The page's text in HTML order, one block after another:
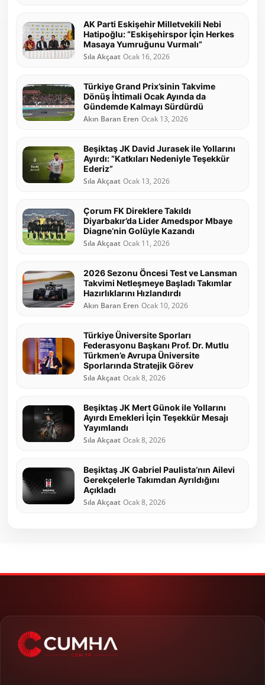
AK Parti Eskişehir Milletvekili Nebi
Hatipoğlu: “Eskişehirspor İçin Herkes
Masaya Yumruğunu Vurmalı”
Sıla Akçaat Ocak 16, 2026
Türkiye Grand Prix’sinin Takvime
Dönüş İhtimali Ocak Ayında da
Gündemde Kalmayı Sürdürdü
Akın Baran Eren Ocak 13, 2026
Beşiktaş JK David Jurasek ile Yollarını
Ayırdı: “Katkıları Nedeniyle Teşekkür
Ederiz”
Sıla Akçaat Ocak 13, 2026
Çorum FK Direklere Takıldı
Diyarbakır’da Lider Amedspor Mbaye
Diagne’nin Golüyle Kazandı
Sıla Akçaat Ocak 11, 2026
2026 Sezonu Öncesi Test ve Lansman
Takvimi Netleşmeye Başladı Takımlar
Hazırlıklarını Hızlandırdı
Akın Baran Eren Ocak 10, 2026
Türkiye Üniversite Sporları
Federasyonu Başkanı Prof. Dr. Mutlu
Türkmen’e Avrupa Üniversite
Sporlarında Stratejik Görev
Sıla Akçaat Ocak 8, 2026
Beşiktaş JK Mert Günok ile Yollarını
Ayırdı Emekleri İçin Teşekkür Mesajı
Yayımlandı
Sıla Akçaat Ocak 8, 2026
Beşiktaş JK Gabriel Paulista’nın Ailevi
Gerekçelerle Takımdan Ayrıldığını
Açıkladı
Sıla Akçaat Ocak 8, 2026